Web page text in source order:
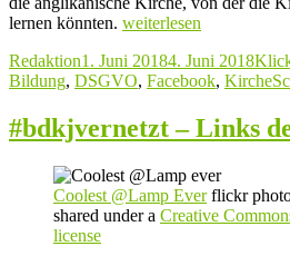
lernen könnten. „#bdkjvernetzt
Links
der
Nr. 2“
weiterlesen
Autor
RedaktionVeröffentlicht
am
1. Juni 20184. Juni 2018
Bildung, DSGVO, Facebook, Kirche
#bdkjvernetzt – Links
Coolest @Lamp Everflickr
shared under a Creative
license